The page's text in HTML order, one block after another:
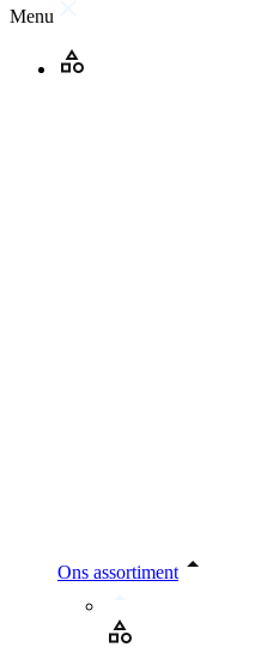
Menu
Ons assortiment